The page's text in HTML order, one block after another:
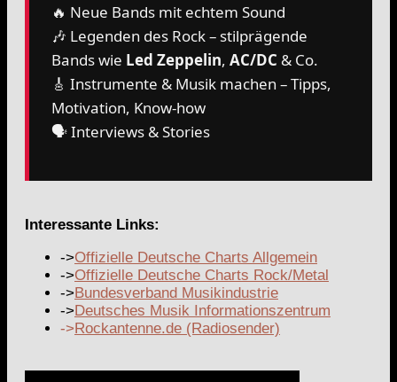
🔥 Neue Bands mit echtem Sound
🎶 Legenden des Rock – stilprägende
Bands wie Led Zeppelin,AC/DC & Co.
🎸 Instrumente & Musik machen – Tipps,
Motivation, Know-how
🗣️ Interviews & Stories
Interessante Links:
->Offizielle Deutsche Charts Allgemein
->Offizielle Deutsche Charts Rock/Metal
->Bundesverband Musikindustrie
->Deutsches Musik Informationszentrum
->Rockantenne.de (Radiosender)